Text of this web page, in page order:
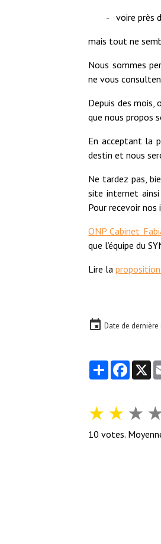
- voire près
mais tout ne
Nous sommes
ne vous
Depuis des mois,
que nous propos
En acceptant la
destin et nous
Ne tardez pas,
site internet
Pour recevoir
ONP Cabinet
que l’équipe du
Lire la
Date de
Partager X
★★★
10 votes.